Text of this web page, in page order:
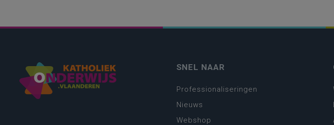
SNEL NAAR
Professionaliseringen
Nieuws
Webshop